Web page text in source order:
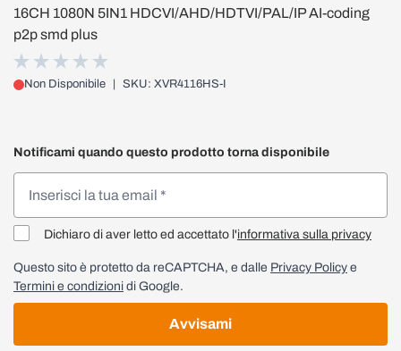
16CH 1080N 5IN1 HDCVI/AHD/HDTVI/PAL/IP AI-coding
p2p smd plus
Non Disponibile SKU: XVR4116HS-I
Notificami quando questo prodotto torna disponibile
Dichiaro di aver letto ed accettato l'informativa sulla privacy
Questo sito è protetto da reCAPTCHA, e dalle Privacy Policy e
Termini e condizioni di Google.
Avvisami